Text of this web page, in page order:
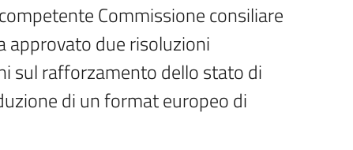
Commissione consiliare
approvato due risoluzioni
sul rafforzamento dello stato di
di un format europeo di